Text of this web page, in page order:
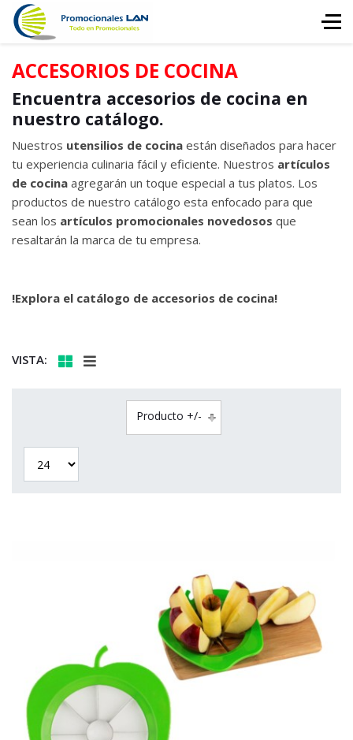
ACCESORIOS DE COCINA
Encuentra accesorios de cocina en
nuestro catálogo.
Nuestros utensilios de cocina están diseñados para hacer
tu experiencia culinaria fácil y eficiente. Nuestros artículos
de cocina agregarán un toque especial a tus platos. Los
productos de nuestro catálogo esta enfocado para que
sean los artículos promocionales novedosos que
resaltarán la marca de tu empresa.
!Explora el catálogo de accesorios de cocina!
VISTA:
Producto +/-